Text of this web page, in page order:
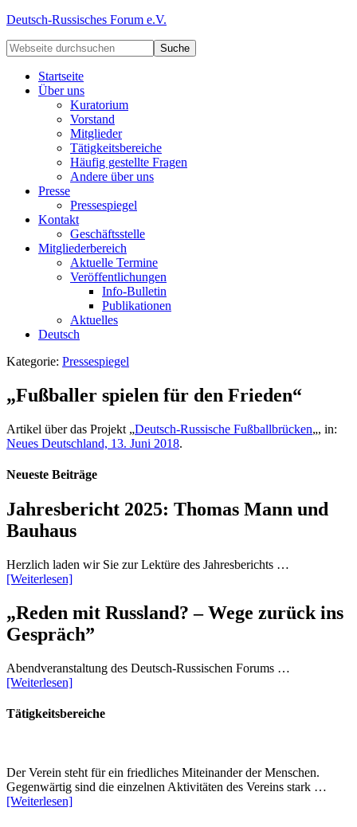
Deutsch-Russisches Forum e.V.
Startseite
Über uns
Kuratorium
Vorstand
Mitglieder
Tätigkeitsbereiche
Häufig gestellte Fragen
Andere über uns
Presse
Pressespiegel
Kontakt
Geschäftsstelle
Mitgliederbereich
Aktuelle Termine
Veröffentlichungen
Info-Bulletin
Publikationen
Aktuelles
Deutsch
Kategorie: Pressespiegel
„Fußballer spielen für den Frieden“
Artikel über das Projekt „Deutsch-Russische Fußballbrücken„, in:
Neues Deutschland, 13. Juni 2018.
Neueste Beiträge
Jahresbericht 2025: Thomas Mann und
Bauhaus
Herzlich laden wir Sie zur Lektüre des Jahresberichts …
[Weiterlesen]
„Reden mit Russland? – Wege zurück ins
Gespräch”
Abendveranstaltung des Deutsch-Russischen Forums …
[Weiterlesen]
Tätigkeitsbereiche
Der Verein steht für ein friedliches Miteinander der Menschen.
Gegenwärtig sind die einzelnen Aktivitäten des Vereins stark …
[Weiterlesen]